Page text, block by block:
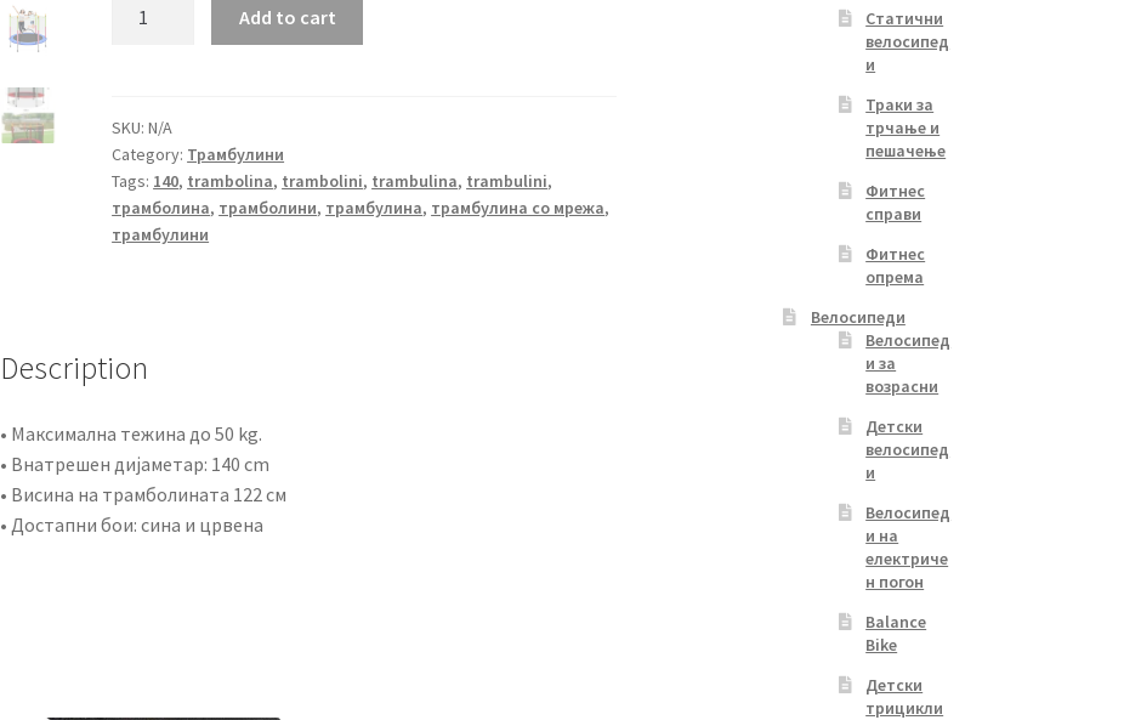
o
quantity
Add to cart
SKU:N/A
Category: Трамбулини
Tags: 140, trambolina, trambolini, trambulina, trambulini,
трамболина, трамболини, трамбулина, трамбулина со мрежа,
трамбулини
Description
• Максимална тежина до 50 kg.
• Внатрешен дијаметар: 140 cm
• Висина на трамболината 122 см
• Достапни бои: сина и црвена
Статични
велосипед
и
Траки за
трчање и
пешачење
Фитнес
справи
Фитнес
опрема
Велосипеди
Велосипед
и за
возрасни
Детски
велосипед
и
Велосипед
и на
електриче
н погон
Balance
Bike
Детски
трицикли